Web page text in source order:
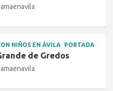
NIÑOS EN ÁVILA PORTADA
de Gredos